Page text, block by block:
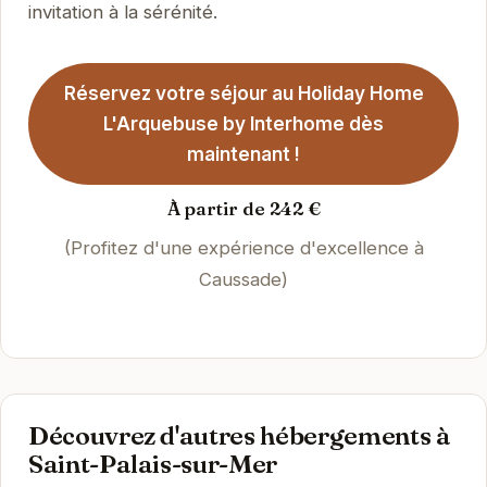
invitation à la sérénité.
Réservez votre séjour au Holiday Home
L'Arquebuse by Interhome dès
maintenant !
À partir de 242 €
(Profitez d'une expérience d'excellence à
Caussade)
Découvrez d'autres hébergements à
Saint-Palais-sur-Mer